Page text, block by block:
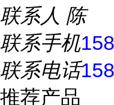
联系人 陈
联系手机
联系电话
推荐产品